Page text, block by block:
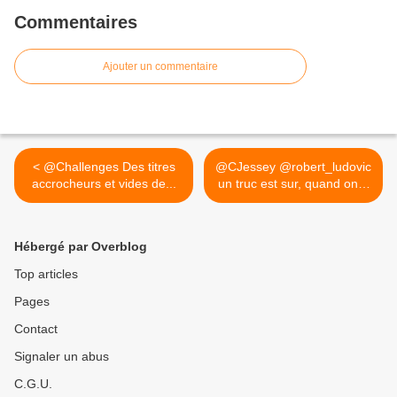
Commentaires
Ajouter un commentaire
< @Challenges Des titres
accrocheurs et vides de...
@CJessey @robert_ludovic
un truc est sur, quand on...
>
Hébergé par Overblog
Top articles
Pages
Contact
Signaler un abus
C.G.U.